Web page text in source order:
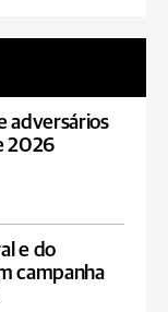
adversários
2026
e do
campanha